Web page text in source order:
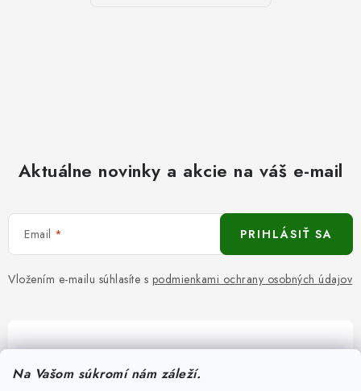
Na Vašom súkromí nám záleží.
Aktuálne novinky a akcie na váš e-mail
Email
Vložením e-mailu súhlasíte s podmienkami ochrany osobných údajov
PRIHLÁSIŤ SA
Pomôžeme vám s výberom
Potrebujete s niečím poradiť? Sme tu pre vás!